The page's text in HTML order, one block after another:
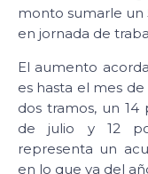
monto sumarle un
en jornada de
El aumento
es hasta el mes
dos tramos, un
de julio y 12
representa un
en lo que va del